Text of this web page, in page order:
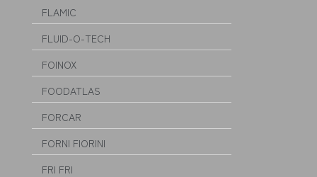
FLAMIC
FLUID-O-TECH
FOINOX
FOODATLAS
FORCAR
FORNI FIORINI
FRI FRI